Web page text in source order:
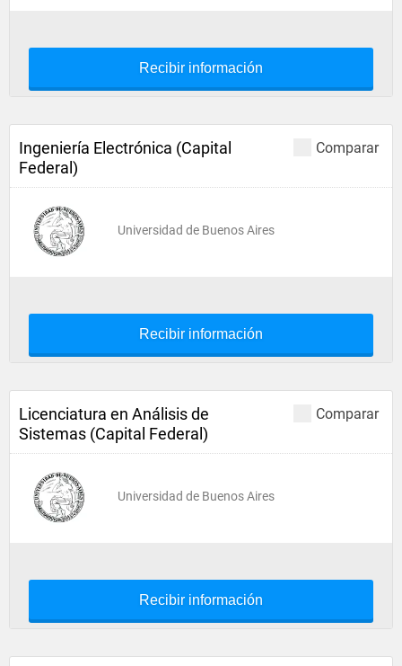
Recibir información
Comparar
Ingeniería Electrónica (Capital
Federal)
Universidad de Buenos Aires
Recibir información
Comparar
Licenciatura en Análisis de
Sistemas (Capital Federal)
Universidad de Buenos Aires
Recibir información